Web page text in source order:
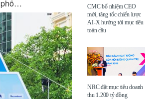
phố…
CMC bổ nhiệm CEO
mới, tăng tốc chiến lược
AI-X hướng tới mục tiêu
toàn cầu
NRC đặt mục tiêu doanh
thu 1.200 tỷ đồng